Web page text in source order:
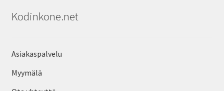
Kodinkone.net
Asiakaspalvelu
Myymälä